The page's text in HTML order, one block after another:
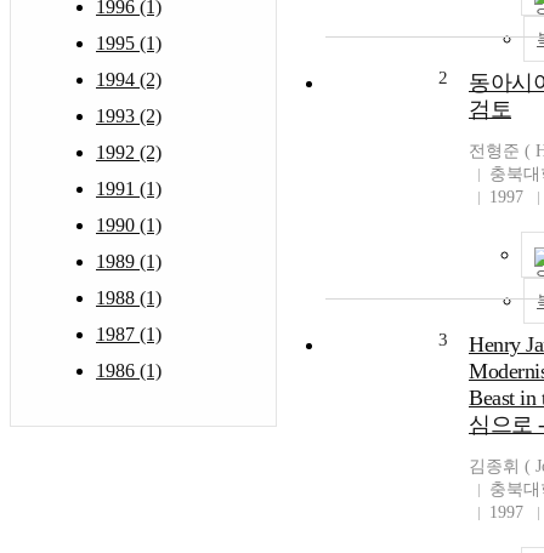
1996 (1)
1995 (1)
1994 (2)
1993 (2)
1992 (2)
1991 (1)
1990 (1)
1989 (1)
1988 (1)
1987 (1)
1986 (1)
2
동아시
검토
전형준 (
충북
1997
3
Henry
Beast in
심으로 -
김종휘 (
충북
1997